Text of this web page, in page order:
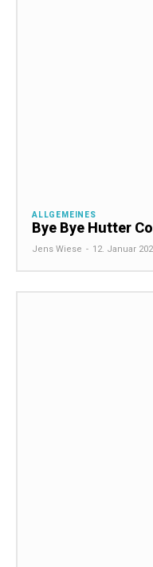
ALLGEMEINES
Bye Bye Hutter
Jens Wiese - 12. Januar